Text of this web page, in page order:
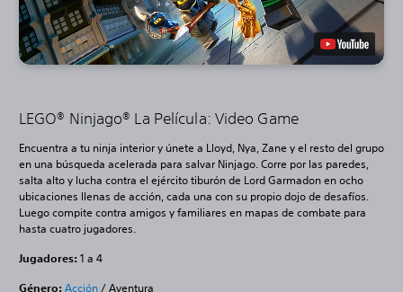
LEGO® Ninjago® La Película: Video Game
Encuentra a tu ninja interior y únete a Lloyd, Nya, Zane y el resto del grupo
en una búsqueda acelerada para salvar Ninjago. Corre por las paredes,
salta alto y lucha contra el ejército tiburón de Lord Garmadon en ocho
ubicaciones llenas de acción, cada una con su propio dojo de desafíos.
Luego compite contra amigos y familiares en mapas de combate para
hasta cuatro jugadores.
Jugadores: 1 a 4
Género: Acción/ Aventura